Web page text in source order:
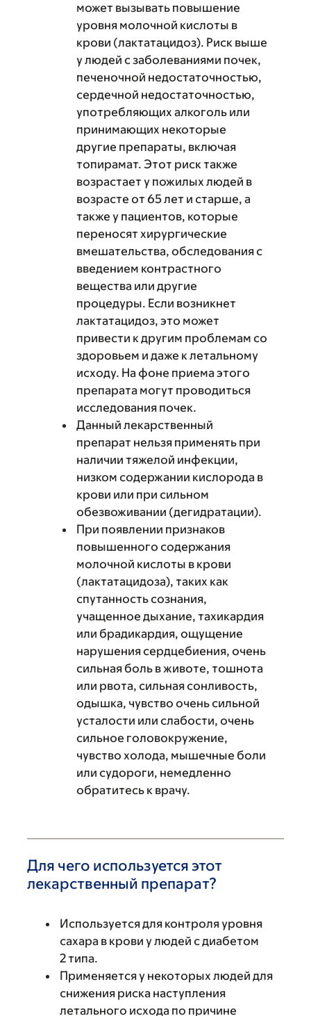
может вызывать повышение
уровня молочной кислоты в
крови (лактатацидоз). Риск выше
у людей с заболеваниями почек,
печеночной недостаточностью,
сердечной недостаточностью,
употребляющих алкоголь или
принимающих некоторые
другие препараты, включая
топирамат. Этот риск также
возрастает у пожилых людей в
возрасте от 65 лет и старше, а
также у пациентов, которые
переносят хирургические
вмешательства, обследования с
введением контрастного
вещества или другие
процедуры. Если возникнет
лактатацидоз, это может
привести к другим проблемам со
здоровьем и даже к летальному
исходу. На фоне приема этого
препарата могут проводиться
исследования почек.
Данный лекарственный
препарат нельзя применять при
наличии тяжелой инфекции,
низком содержании кислорода в
крови или при сильном
обезвоживании (дегидратации).
При появлении признаков
повышенного содержания
молочной кислоты в крови
(лактатацидоза), таких как
спутанность сознания,
учащенное дыхание, тахикардия
или брадикардия, ощущение
нарушения сердцебиения, очень
сильная боль в животе, тошнота
или рвота, сильная сонливость,
одышка, чувство очень сильной
усталости или слабости, очень
сильное головокружение,
чувство холода, мышечные боли
или судороги, немедленно
обратитесь к врачу.
Для чего используется этот
лекарственный препарат?
Используется для контроля уровня
сахара в крови у людей с диабетом
2 типа.
Применяется у некоторых людей для
снижения риска наступления
летального исхода по причине